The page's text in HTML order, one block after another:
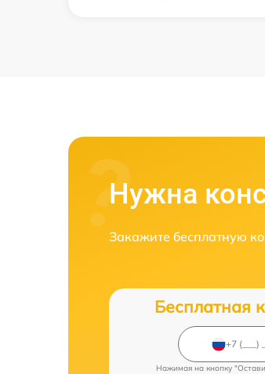
Нужна
Закажите бесплатную
Бесплатная
Нажимая на кнопку